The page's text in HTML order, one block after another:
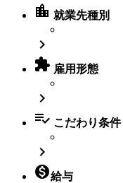
location_city 就業先種別

 雇用形態

 こだわり条件

給与